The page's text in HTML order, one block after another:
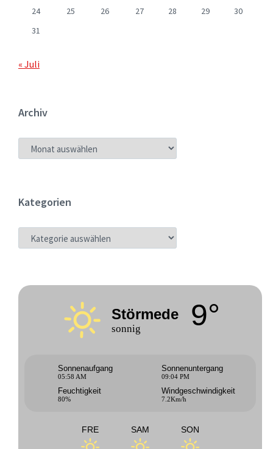
24
25 26 27 28 29
30
31
« Juli
Archiv
ARCHIV
Kategorien
KATEGORIEN
Störmede
sonnig 9°
Sonnenaufgang
05:58 AM
Sonnenuntergang
09:04 PM
Feuchtigkeit
80%
Windgeschwindigkeit
7.2Km/h
FRE SAM SON